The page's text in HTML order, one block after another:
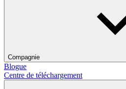
Compagnie
Blogue
Centre de téléchargement